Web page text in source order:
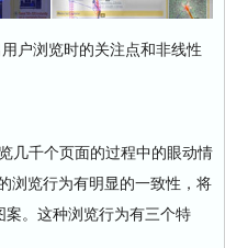
户浏览时的关注点和非线性
千个页面的过程中的眼动情
浏览行为有明显的一致性，将
。这种浏览行为有三个特